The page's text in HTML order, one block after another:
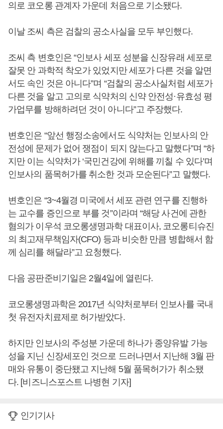
의로 코오롱 관계자 가운데 처음으로 기소됐다.
이날 조씨 측은 검찰의 공소사실을 모두 부인했다.
조씨 측 변호인은 “인보사 세포 성분을 신장유래 세포로
잘못 안 과학적 착오가 있었지만 세포가 다른 것을 알면
서도 속인 것은 아니다”며 “검찰의 공소사실처럼 세포가
다른 것을 알고 고의로 식약처의 신약 안전성·유효성 평
가업무를 방해하려던 것이 아니다”고 주장했다.
변호인은 “앞선 행정소송에서도 식약처는 인보사의 안
전성에 문제가 없어 쟁점이 되지 않는다고 말했다”며 “하
지만 이는 식약처가 ‘국민건강에 위해를 끼칠 수 있다’며
인보사의 품목허가를 취소한 것과 모순된다”고 말했다.
변호인은 “3~4월경 미국에서 세포 관련 연구를 진행하
는 교수를 증인으로 부를 것”이라며 “해당 사건에 관한
혐의가 이우석 코오롱생명과학 대표이사, 코오롱티슈진
의 최고재무책임자(CFO) 등과 비슷한 만큼 병합해서 함
께 심리를 해달라”고 요청했다.
다음 공판준비기일은 2월4일에 열린다.
코오롱생명과학은 2017년 식약처로부터 인보사를 국내
첫 유전자치료제로 허가받았다.
하지만 인보사의 주성분 가운데 하나가 종양유발 가능
성을 지닌 신장세포인 것으로 드러나면서 지난해 3월 판
매와 유통이 중단됐고 지난해 5월 품목허가가 취소됐
다. [비즈니스포스트 나병현 기자]
인기기사